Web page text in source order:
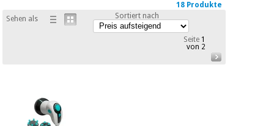
Tech
Essentielles
schutzmaterial
Outlet
schutzmaterial
18 Produkte
Sehen als
Sortiert nach
Seite1
von 2